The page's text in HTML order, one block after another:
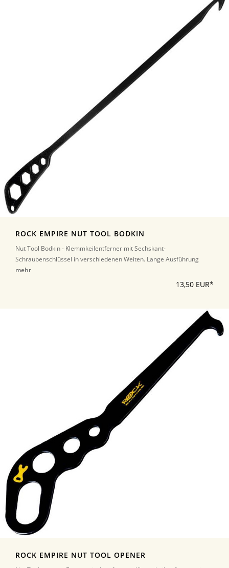
ROCK EMPIRE NUT TOOL BODKIN
Nut Tool Bodkin - Klemmkeilentferner mit Sechskant-
Schraubenschlüssel in verschiedenen Weiten. Lange Ausführung
mehr
13,50 EUR*
ROCK EMPIRE NUT TOOL OPENER